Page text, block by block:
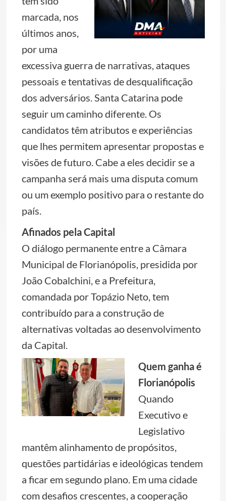
marcada, nos
últimos anos,
por uma
excessiva guerra de narrativas, ataques
pessoais e tentativas de desqualificação
dos adversários. Santa Catarina pode
seguir um caminho diferente. Os
candidatos têm atributos e experiências
que lhes permitem apresentar propostas e
visões de futuro. Cabe a eles decidir se a
campanha será mais uma disputa comum
ou um exemplo positivo para o restante do
país.
Afinados pela Capital
O diálogo permanente entre a Câmara
Municipal de Florianópolis, presidida por
João Cobalchini, e a Prefeitura,
comandada por Topázio Neto, tem
contribuído para a construção de
alternativas voltadas ao desenvolvimento
da Capital.
Quem ganha é
Florianópolis
Quando
Executivo e
Legislativo
mantêm alinhamento de propósitos,
questões partidárias e ideológicas tendem
a ficar em segundo plano. Em uma cidade
com desafios crescentes, a cooperação